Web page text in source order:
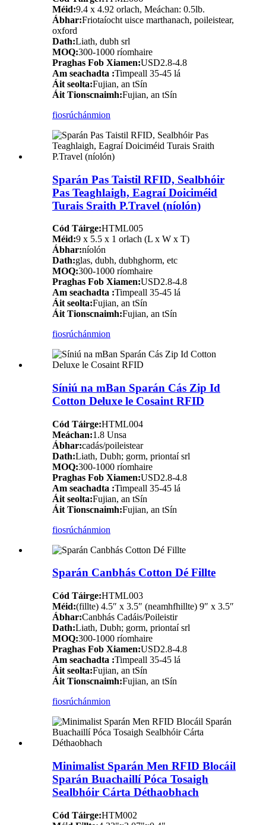
Méid:9.4 x 4.92 orlach, Meáchan: 0.5lb.
Ábhar:Friotaíocht uisce marthanach, poileistear,
oxford
Dath:Liath, dubh srl
MOQ:300-1000 ríomhaire
Praghas Fob Xiamen:USD2.8-4.8
Am seachadta :Timpeall 35-45 lá
Áit seolta:Fujian, an tSín
Áit Tionscnaimh:Fujian, an tSín
fiosrúchánmion
Sparán Pas Taistil RFID, Sealbhóir
Pas Teaghlaigh, Eagraí Doiciméid
Turais Sraith P.Travel (níolón)
Cód Táirge:HTML005
Méid:9 x 5.5 x 1 orlach (L x W x T)
Ábhar:níolón
Dath:glas, dubh, dubhghorm, etc
MOQ:300-1000 ríomhaire
Praghas Fob Xiamen:USD2.8-4.8
Am seachadta :Timpeall 35-45 lá
Áit seolta:Fujian, an tSín
Áit Tionscnaimh:Fujian, an tSín
fiosrúchánmion
Síniú na mBan Sparán Cás Zip Id
Cotton Deluxe le Cosaint RFID
Cód Táirge:HTML004
Meáchan:1.8 Unsa
Ábhar:cadás/poileistear
Dath:Liath, Dubh; gorm, priontaí srl
MOQ:300-1000 ríomhaire
Praghas Fob Xiamen:USD2.8-4.8
Am seachadta :Timpeall 35-45 lá
Áit seolta:Fujian, an tSín
Áit Tionscnaimh:Fujian, an tSín
fiosrúchánmion
Sparán Canbhás Cotton Dé Fillte
Cód Táirge:HTML003
Méid:(fillte) 4.5″ x 3.5″ (neamhfhillte) 9″ x 3.5″
Ábhar:Canbhás Cadáis/Poileistir
Dath:Liath, Dubh; gorm, priontaí srl
MOQ:300-1000 ríomhaire
Praghas Fob Xiamen:USD2.8-4.8
Am seachadta :Timpeall 35-45 lá
Áit seolta:Fujian, an tSín
Áit Tionscnaimh:Fujian, an tSín
fiosrúchánmion
Minimalist Sparán Men RFID Blocáil
Sparán Buachaillí Póca Tosaigh
Sealbhóir Cárta Déthaobhach
Cód Táirge:HTM002